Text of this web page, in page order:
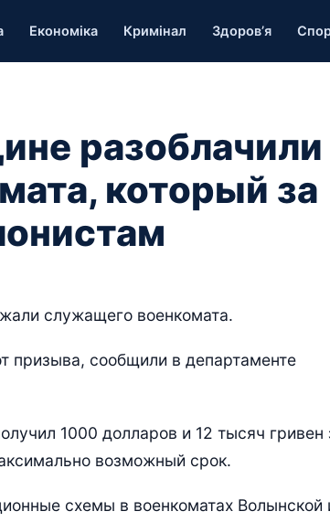
Економіка Кримінал Здоров’я
разоблачили
который за
служащего военкомата.
призыва, сообщили в департаменте
1000 долларов и 12 тысяч гривен
возможный срок.
схемы в военкоматах Волынской